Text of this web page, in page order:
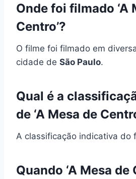
Onde foi filmado ‘A
Centro’?
O filme foi filmado em
cidade de São Paulo.
Qual é a
de ‘A Mesa de
A classificação indicativa do
Quando ‘A Mesa de